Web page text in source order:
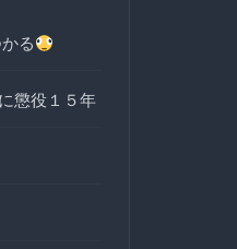
る
懲役１５年